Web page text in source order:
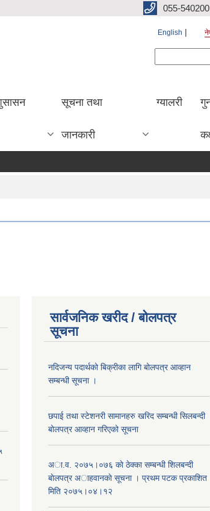
055-540200
English
सूचना तथा
जानकारी
ग्यालरी
सार्वजनिक खरीद / बोलपत्र
सूचना
नदिजन्य पदार्थको बिक्रीका लागि बोलपत्र आव्हान
सम्बन्धी सूचना ।
छपाई तथा स्टेशनरी सामानहरु खरिद सम्बन्धी सिलबन्दी
बोलपत्र आव्हान गरिएको सूचना
अा.व. २०७५।०७६ काे ठेक्का सम्बन्धी शिलबन्दी
बाेलपत्र अाहवानकाे सूचना । प्रथम पटक प्रकाशित
मिति २०७५।०४।१२